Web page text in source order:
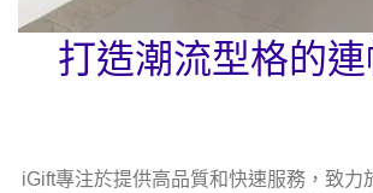
打造潮流型格的
iGift專注於提供高品質和快速服務，致力